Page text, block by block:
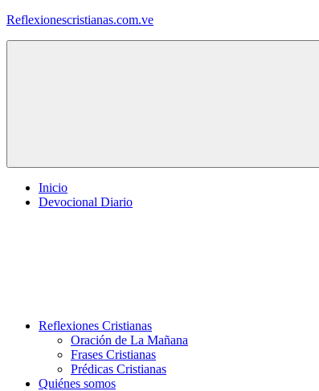
Saltar
Reflexionescristianas.com.ve
Inicio
Devocional Diario
Reflexiones Cristianas
Oración de La Mañana
Frases Cristianas
Prédicas Cristianas
Quiénes somos